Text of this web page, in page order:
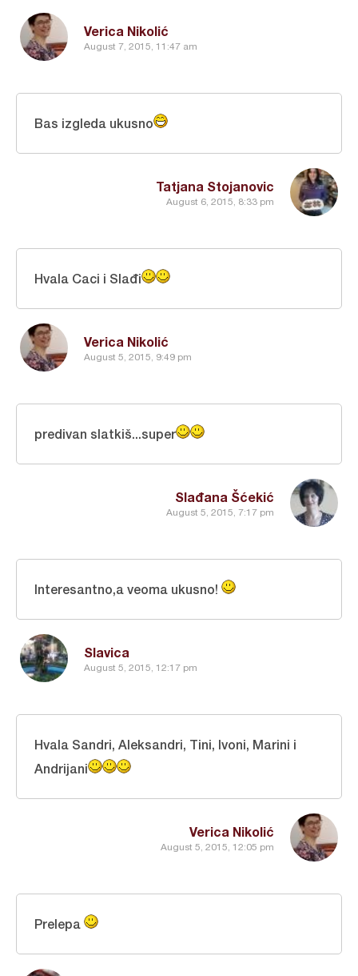
Verica Nikolić
August 7, 2015, 11:47 am
Tatjana Stojanovic
August 6, 2015, 8:33 pm
Bas izgleda ukusno
Verica Nikolić
August 5, 2015, 9:49 pm
Hvala Caci i Slađi
Slađana Šćekić
August 5, 2015, 7:17 pm
predivan slatkiš...super
Slavica
August 5, 2015, 12:17 pm
Interesantno,a veoma ukusno!
Verica Nikolić
August 5, 2015, 12:05 pm
Hvala Sandri, Aleksandri, Tini, Ivoni, Marini i
Andrijani
Prelepa